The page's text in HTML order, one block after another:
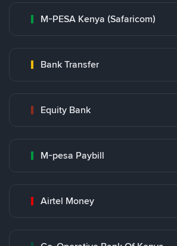
M-PESA Kenya (Safaricom)
Bank Transfer
Equity Bank
M-pesa Paybill
Airtel Money